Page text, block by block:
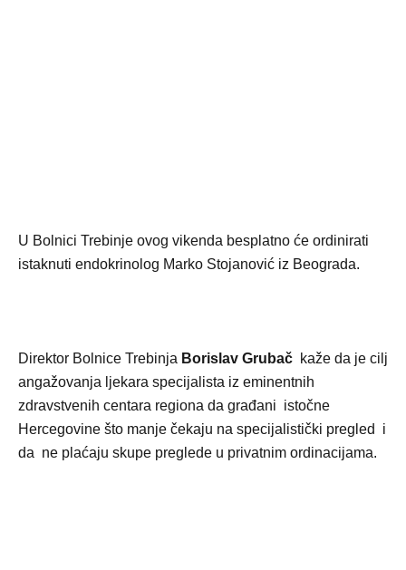
U Bolnici Trebinje ovog vikenda besplatno će ordinirati
istaknuti endokrinolog Marko Stojanović iz Beograda.
Direktor Bolnice Trebinja Borislav Grubač kaže da je cilj
angažovanja ljekara specijalista iz eminentnih
zdravstvenih centara regiona da građani istočne
Hercegovine što manje čekaju na specijalistički pregled i
da ne plaćaju skupe preglede u privatnim ordinacijama.